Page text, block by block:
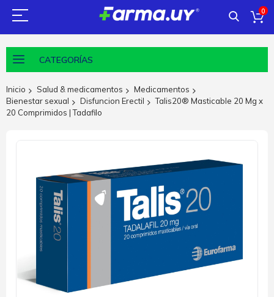
0
CATEGORÍAS
Inicio Salud & medicamentos
Medicamentos
Bienestar sexual
Disfuncion Erectil
Talis20® Masticable 20 Mg x
20 Comprimidos | Tadafilo
galería
imágenes